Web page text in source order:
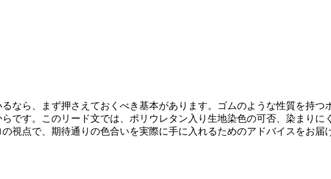
なら、まず押さえておくべき基本があります。ゴムのような性質を持
です。このリード文では、ポリウレタン入り生地染色の可否、染まり
視点で、期待通りの色合いを実際に手に入れるためのアドバイスをお届